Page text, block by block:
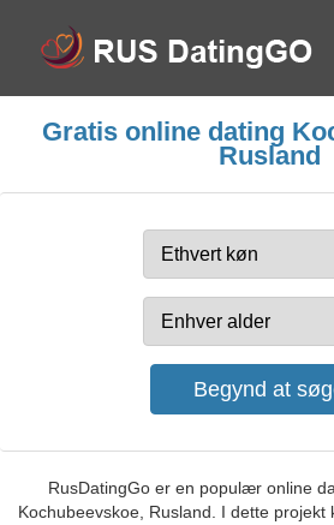
Gratis online dating
Rusland
RusDatingGo er en populær online
Kochubeevskoe, Rusland. I dette projekt